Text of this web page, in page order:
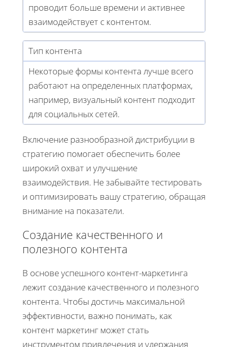
проводит больше времени и активнее
взаимодействует с контентом.
Тип контента
Некоторые формы контента лучше всего
работают на определенных платформах,
например, визуальный контент подходит
для социальных сетей.
Включение разнообразной дистрибуции в
стратегию помогает обеспечить более
широкий охват и улучшение
взаимодействия. Не забывайте тестировать
и оптимизировать вашу стратегию, обращая
внимание на показатели.
Создание качественного и
полезного контента
В основе успешного контент-маркетинга
лежит создание качественного и полезного
контента. Чтобы достичь максимальной
эффективности, важно понимать, как
контент маркетинг может стать
инструментом привлечения и удержания